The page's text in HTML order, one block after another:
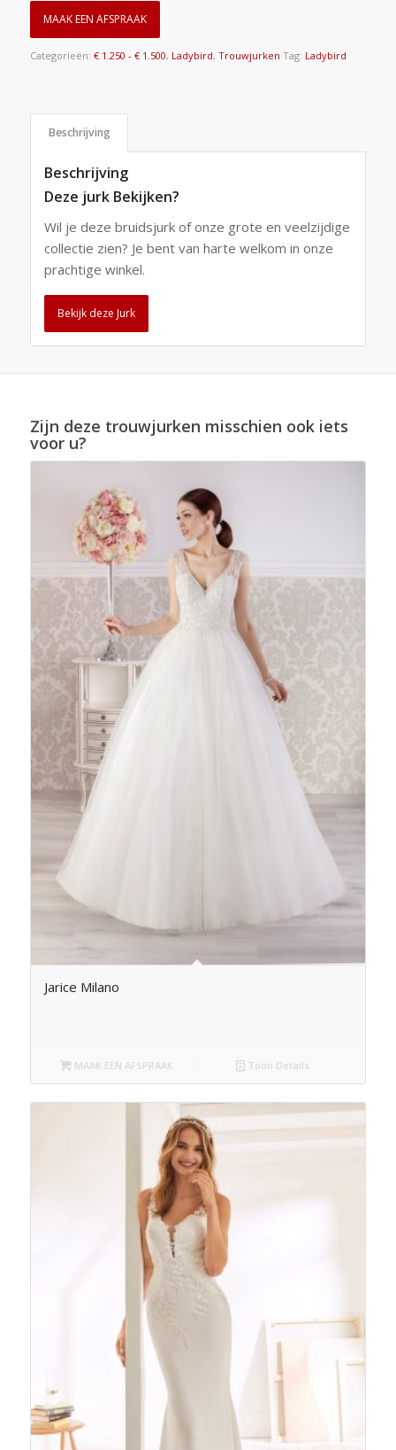
MAAK EEN AFSPRAAK
Categorieën: € 1.250 - € 1.500, Ladybird, Trouwjurken Tag: Ladybird
Beschrijving
Beschrijving
Deze jurk Bekijken?
Wil je deze bruidsjurk of onze grote en veelzijdige
collectie zien? Je bent van harte welkom in onze
prachtige winkel.
Bekijk deze Jurk
Zijn deze trouwjurken misschien ook iets
voor u?
Jarice Milano
MAAK EEN AFSPRAAK Toon Details